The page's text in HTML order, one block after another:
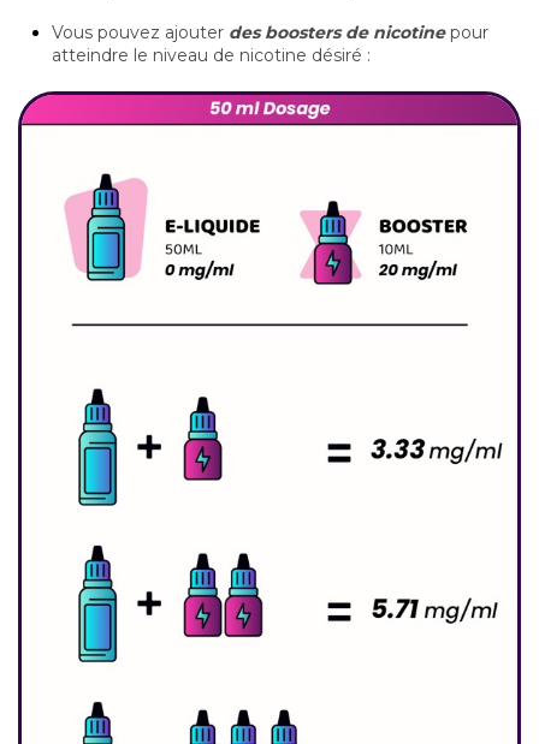
Vous pouvez ajouter des boosters de nicotinepour
atteindre le niveau de nicotine désiré :